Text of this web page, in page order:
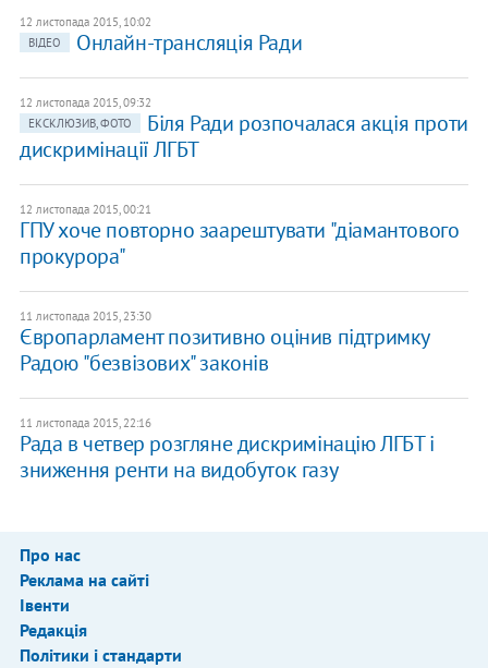
12 листопада 2015, 10:02
ВІДЕО
Онлайн-трансляція Ради
12 листопада 2015, 09:32
ЕКСКЛЮЗИВ, ФОТО
Біля Ради розпочалася акція проти
дискримінації ЛГБТ
12 листопада 2015, 00:21
ГПУ хоче повторно заарештувати "діамантового
прокурора"
11 листопада 2015, 23:30
Європарламент позитивно оцінив підтримку
Радою "безвізових" законів
11 листопада 2015, 22:16
Рада в четвер розгляне дискримінацію ЛГБТ і
зниження ренти на видобуток газу
Про нас
Реклама на сайті
Івенти
Редакція
Політики і стандарти